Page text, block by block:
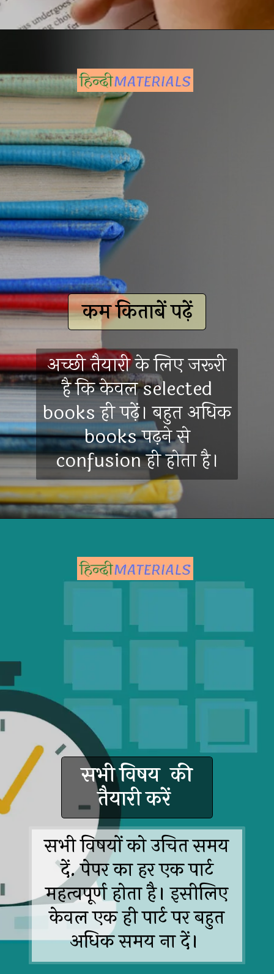
कम किताबें पढ़ें
अच्छी तैयारी के लिए जरूरी
है कि केवल selected
books ही पढ़ें। बहुत अधिक
books पढ़ने से
confusion ही होता है।
सभी विषय की
तैयारी करें
सभी विषयों को उचित समय
दें. पेपर का हर एक पार्ट
महत्वपूर्ण होता है। इसीलिए
केवल एक ही पार्ट पर बहुत
अधिक समय ना दें।